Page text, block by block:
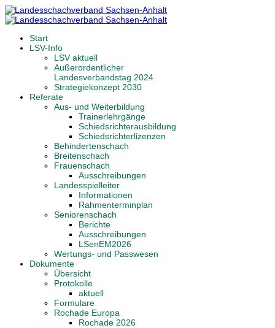
Start
LSV-Info
LSV aktuell
Außerordentlicher
Landesverbandstag 2024
Strategiekonzept 2030
Referate
Aus- und Weiterbildung
Trainerlehrgänge
Schiedsrichterausbildung
Schiedsrichterlizenzen
Behindertenschach
Breitenschach
Frauenschach
Ausschreibungen
Landesspielleiter
Informationen
Rahmenterminplan
Seniorenschach
Berichte
Ausschreibungen
LSenEM2026
Wertungs- und Passwesen
Dokumente
Übersicht
Protokolle
aktuell
Formulare
Rochade Europa
Rochade 2026